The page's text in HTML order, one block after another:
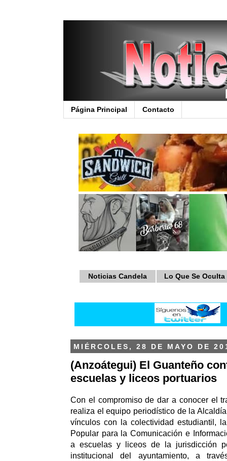
Página Principal Contacto
Noticias Candela Lo Que Se Oculta
MIÉRCOLES, 28 DE MAYO DE
(Anzoátegui) El Guanteño
escuelas y liceos portuarios
Con el compromiso de dar a conocer el
realiza el equipo periodístico de la
vínculos con la colectividad estudiantil,
Popular para la Comunicación e
a escuelas y liceos de la jurisdicción
institucional del ayuntamiento, a